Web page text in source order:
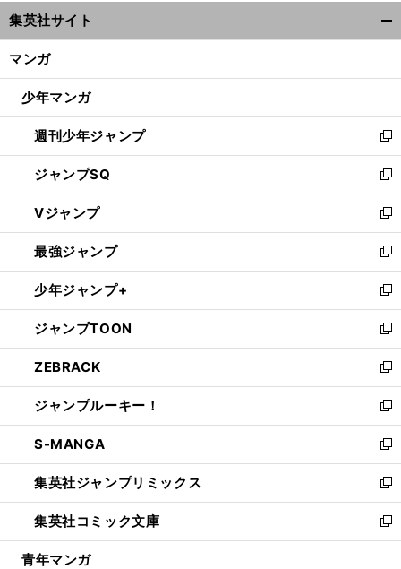
ウ
ィ
ン
ウ
開
く
集英社サイト
マンガ
少年マンガ
週刊少年ジャンプ
新
し
い
ウ
ィ
ン
ド
ウ
で
開
く
ジャンプSQ
新
し
い
ウ
ィ
ン
ド
ウ
で
開
く
Vジャンプ
新
し
い
ウ
ィ
ン
ド
ウ
で
開
く
最強ジャンプ
新
し
い
ウ
ィ
ン
ド
ウ
で
開
く
少年ジャンプ+
新
し
い
ウ
ィ
ン
ド
ウ
で
開
く
ジャンプTOON
新
し
い
ウ
ィ
ン
ド
ウ
で
開
く
ZEBRACK
新
し
い
ウ
ィ
ン
ド
ウ
で
開
ジャンプルーキー！
新
し
い
ウ
ィ
ン
ド
ウ
S-MANGA
新
し
い
ウ
ィ
ン
集英社ジャンプリミックス
新
し
い
ウ
集英社コミック文庫
新
し
青年マンガ